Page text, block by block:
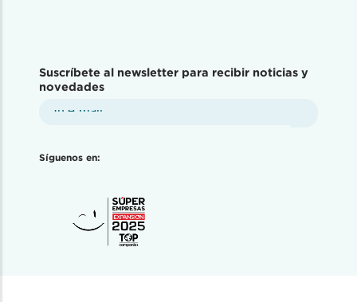
Suscríbete al newsletter para recibir noticias y
novedades
Síguenos en: